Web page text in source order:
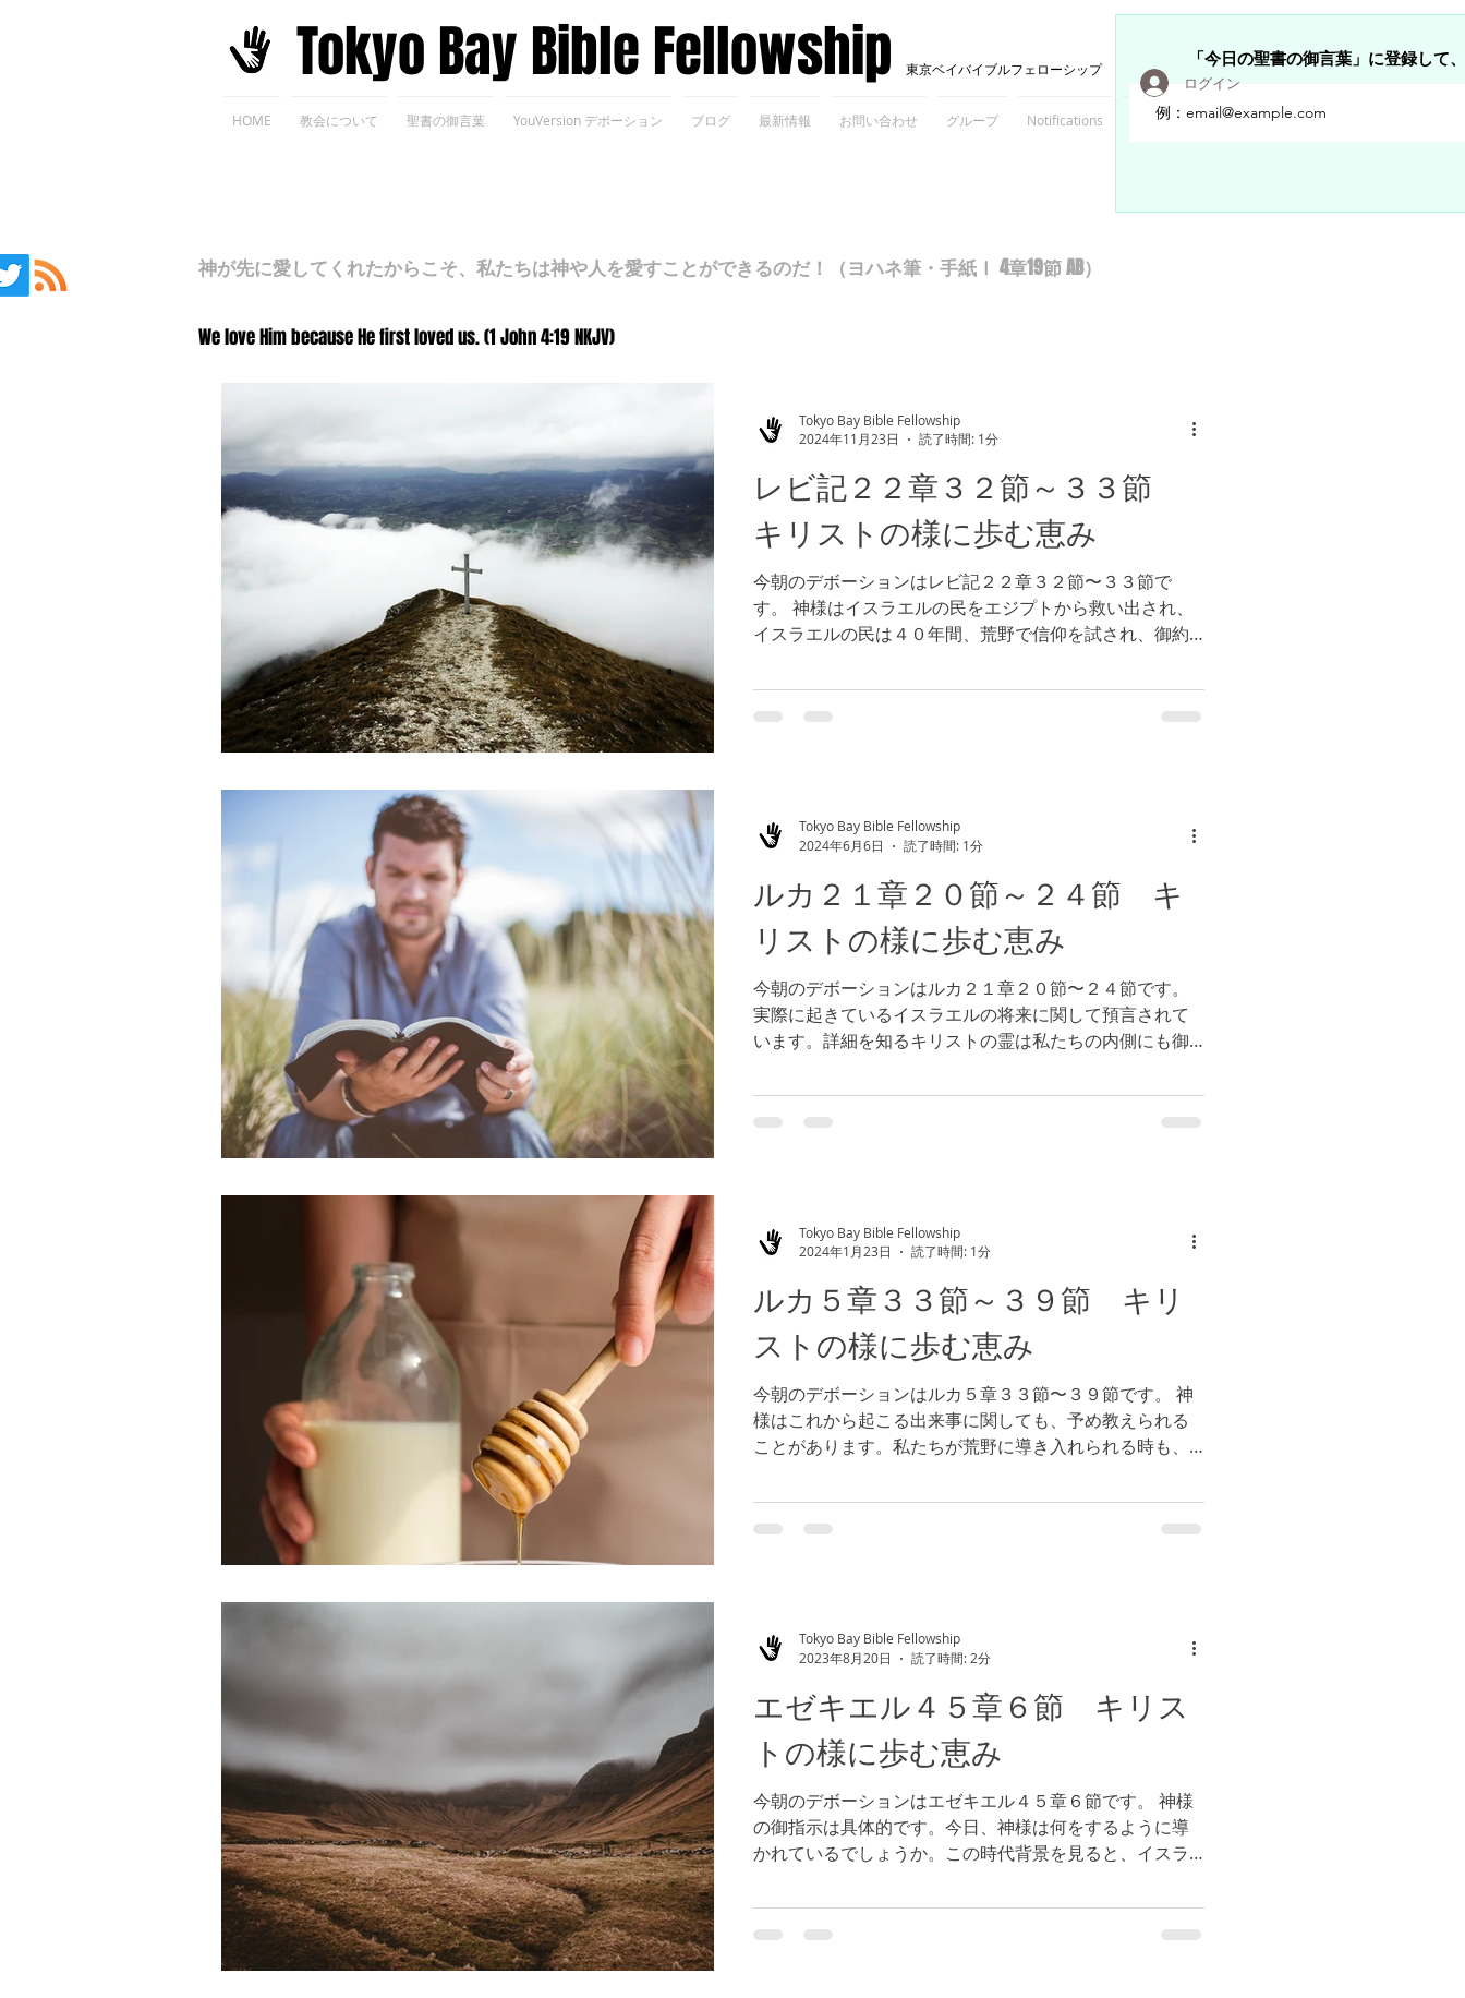
​Tokyo Bay Bible Fellowship 東京ベイバイブルフェローシップ
HOME 教会について 聖書の御言葉 YouVersion デボーション ブログ 最新情報 お問い合わせ グループ Notifications Members
「今日の聖書の御言葉」に登録して
ログイン
神が先に愛してくれたからこそ、私たちは神や人を愛すことができるのだ！（ヨハネ筆・手紙Ⅰ 4章19節 AB）
We love Him because He first loved us. (1 John 4:19 NKJV)
レビ記２２章３２節～３３節
キリストの様に歩む恵み
今朝のデボーションはレビ記２２章３２節〜３３節で
す。 神様はイスラエルの民をエジプトから救い出され、
イスラエルの民は４０年間、荒野で信仰を試され、御約
入り、数々の戦いに信仰により勝利し続けました。これ
は、私たちクリスチャンの...
Tokyo Bay Bible Fellowship
2024年11月23日
読了時間: 1分
ルカ２１章２０節～２４節 キ
リストの様に歩む恵み
今朝のデボーションはルカ２１章２０節〜２４節です。
実際に起きているイスラエルの将来に関して預言されて
います。詳細を知るキリストの霊は私たちの内側にも御
り、神様は私たちにも来る将来に関して御語り下さいま
す。...
Tokyo Bay Bible Fellowship
2024年6月6日
読了時間: 1分
ルカ５章３３節～３９節 キリ
ストの様に歩む恵み
今朝のデボーションはルカ５章３３節〜３９節です。 神
様はこれから起こる出来事に関しても、予め教えられる
ことがあります。私たちが荒野に導き入れられる時も、
今日も御声を通して、神様の御計画を教えていただきま
しょう。...
Tokyo Bay Bible Fellowship
2024年1月23日
読了時間: 1分
エゼキエル４５章６節 キリス
トの様に歩む恵み
今朝のデボーションはエゼキエル４５章６節です。 神様
の御指示は具体的です。今日、神様は何をするように導
かれているでしょうか。この時代背景を見ると、イスラ
に踏み入れようとしていることも知ることができます。...
Tokyo Bay Bible Fellowship
2023年8月20日
読了時間: 2分